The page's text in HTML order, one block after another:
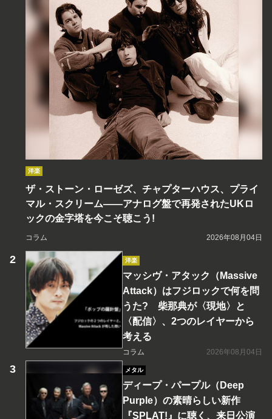
洋楽
ザ・ストーン・ローゼズ、チャプターハウス、プライ
マル・スクリーム――アナログ盤で再発されたUKロ
ックの金字塔を今こそ聴こう!
コラム 2026年08月04日
洋楽
マッシヴ・アタック（Massive
Attack）はフジロックで何を問
うた? 柴那典が〈現地〉と
〈配信〉、2つのレイヤーから
考える
コラム 2026年08月04日
メタル
ディープ・パープル（Deep
Purple）の素晴らしい新作
『SPLAT!』に聴く、来日公演